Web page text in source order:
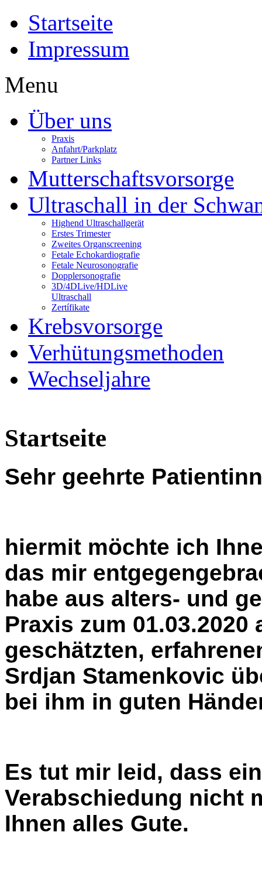
Startseite
Impressum
Menu
Über uns
Praxis
Anfahrt/Parkplatz
Partner Links
Mutterschaftsvorsorge
Ultraschall in der
Highend Ultraschallgerät
Erstes Trimester
Zweites Organscreening
Fetale Echokardiografie
Fetale Neurosonografie
Dopplersonografie
3D/4DLive/HDLive
Ultraschall
Zertífikate
Krebsvorsorge
Verhütungsmethoden
Wechseljahre
Startseite
Sehr geehrte
hiermit möchte ich
das mir
habe aus alters- und
Praxis zum 01.03.2020
geschätzten,
Srdjan Stamenkovic
bei ihm in guten
Es tut mir leid, dass
Verabschiedung nicht
Ihnen alles Gute.